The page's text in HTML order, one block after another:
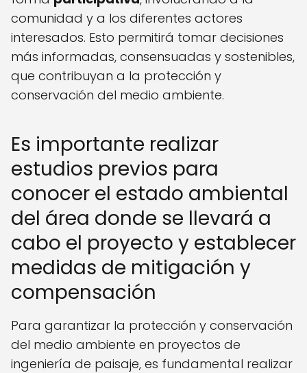
comunidad y a los diferentes actores
interesados. Esto permitirá tomar decisiones
más informadas, consensuadas y sostenibles,
que contribuyan a la protección y
conservación del medio ambiente.
Es importante realizar
estudios previos para
conocer el estado ambiental
del área donde se llevará a
cabo el proyecto y establecer
medidas de mitigación y
compensación
Para garantizar la protección y conservación
del medio ambiente en proyectos de
ingeniería de paisaje, es fundamental realizar